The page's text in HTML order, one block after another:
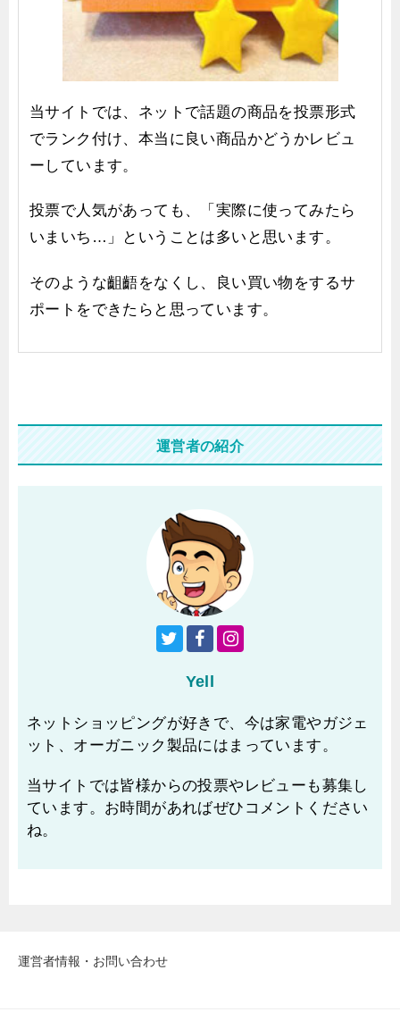
当サイトでは、ネットで話題の商品を投票形式
でランク付け、本当に良い商品かどうかレビュ
ーしています。
投票で人気があっても、「実際に使ってみたら
いまいち…」ということは多いと思います。
そのような齟齬をなくし、良い買い物をするサ
ポートをできたらと思っています。
運営者の紹介
Yell
ネットショッピングが好きで、今は家電やガジェ
ット、オーガニック製品にはまっています。
当サイトでは皆様からの投票やレビューも募集し
ています。お時間があればぜひコメントください
ね。
運営者情報・お問い合わせ